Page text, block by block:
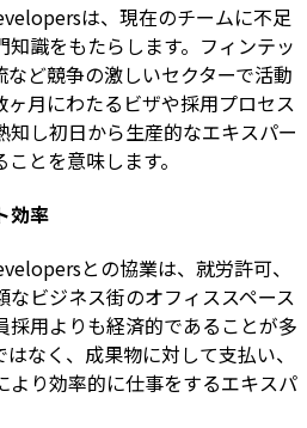
は、現在のチームに不足
知識をもたらします。フィンテッ
ど競争の激しいセクターで活動
月にわたるビザや採用プロセス
知し初日から生産的なエキスパー
とを意味します。
効率
との協業は、就労許可、
ビジネス街のオフィススペース
採用よりも経済的であることが多
なく、成果物に対して支払い、
より効率的に仕事をするエキスパ